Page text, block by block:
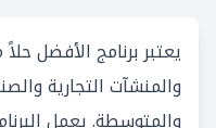
يعتبر برنامج الأفضل
والمنشآت التجارية
والمتوسطة. يعمل